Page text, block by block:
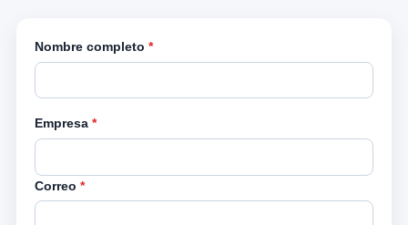
Nombre completo *
Empresa *
Correo *